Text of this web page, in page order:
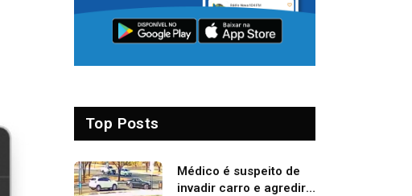
Top Posts
Médico é suspeito de
invadir carro e agredir